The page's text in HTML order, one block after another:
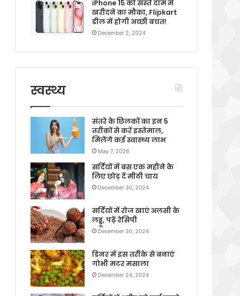
iPhone 15 को सस्ते दाम में
खरीदने का मौका, Flipkart
डील में होगी अच्छी बचत!
December 2, 2024
स्वस्थ्य
संतरे के छिलकों का इन 5
तरीकों से करें इस्तेमाल,
मिलेंगे कई स्वास्थ्य लाभ
May 7, 2026
सर्दियों में बस एक महीने के
लिए छोड़ दें मीठी चाय
December 30, 2024
सर्दियों में रोज खाएं अलसी के
लड्डू, पढ़ें रेसिपी
December 30, 2024
डिनर में इस तरीके से बनाएं
गोभी मटर मसाला
December 24, 2024